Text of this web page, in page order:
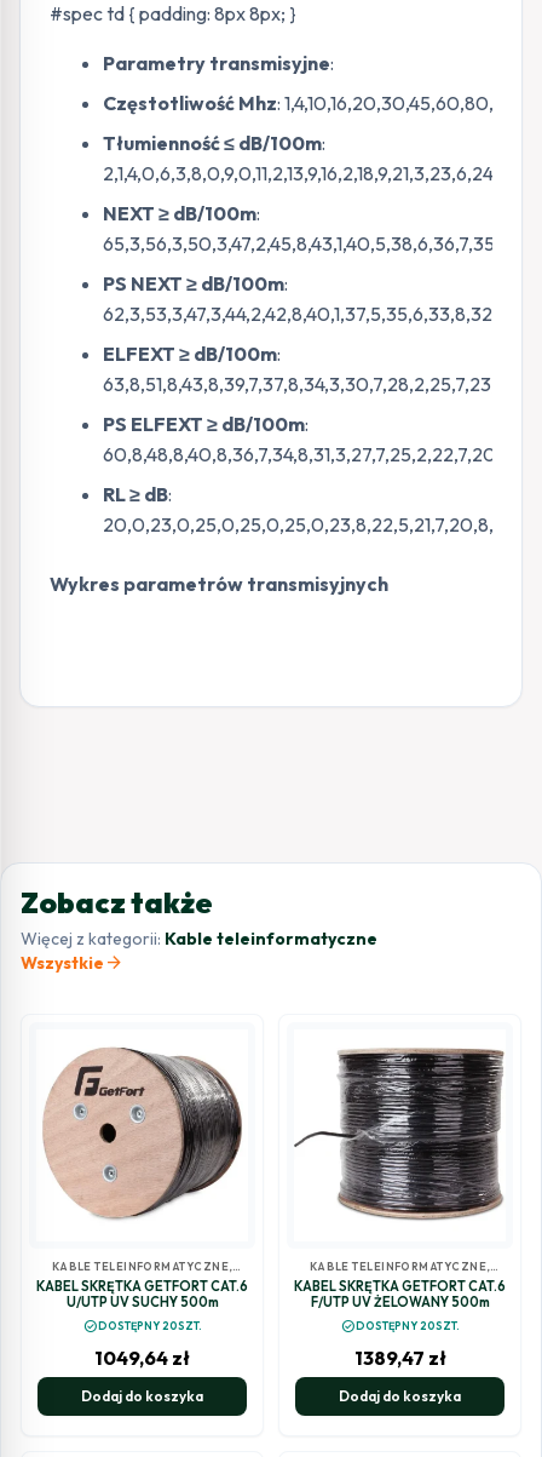
#spec td { padding: 8px 8px; }
Parametry transmisyjne:
Częstotliwość Mhz:
Tłumienność ≤ dB/100m:
NEXT ≥ dB/100m:
PS NEXT ≥ dB/100m:
ELFEXT ≥ dB/100m:
PS ELFEXT ≥ dB/100m:
RL ≥ dB:
Wykres parametrów transmisyjnych
Zobacz także
Więcej z kategorii: Kable teleinformatyczne
Wszystkie arrow_forward
KABLE TELEINFORMATYCZNE,
SKRĘTKA
KABEL SKRĘTKA GETFORT CAT.6
U/UTP UV SUCHY 500m
check_circleDOSTĘPNY 20SZT.
1049,64 zł
Dodaj do koszyka
KABLE TELEINFORMATYCZNE,
SKRĘTKA
KABEL SKRĘTKA GETFORT CAT.6
F/UTP UV ŻELOWANY 500m
check_circleDOSTĘPNY 20SZT.
1389,47 zł
Dodaj do koszyka